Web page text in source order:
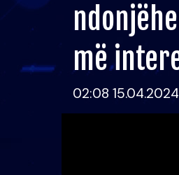
më
02:08 15.04.2024